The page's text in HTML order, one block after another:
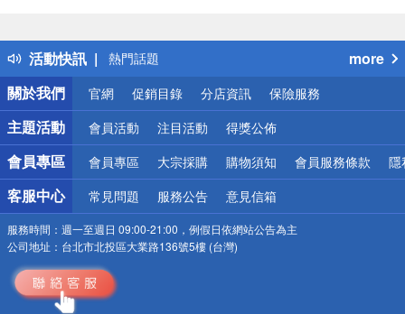
活動快訊
得獎公告
熱門話題
銀行優惠
偏遠地區配送
詐騙網頁！請小心！
more
關於我們
官網 促銷目錄 分店資訊 保險服務
主題活動 會員活動 注目活動 得獎公佈
會員專區 會員專區 大宗採購 購物須知 會員服務條款 隱
客服中心 常見問題 服務公告 意見信箱
服務時間： 週一至週日 09:00-21:00，例假日依網站公告為主
公司地址： 台北市北投區大業路136號5樓 (台灣)